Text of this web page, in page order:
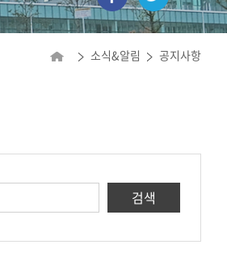
소식&알림 공지사항
검색